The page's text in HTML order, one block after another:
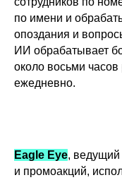
по имени и
опоздания и
ИИ обрабатывает
около восьми
ежедневно.
Eagle Eye, ведущий
и промоакций,